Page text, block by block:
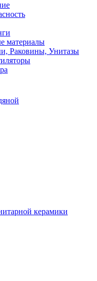
материалы
Раковины, Унитазы
керамики